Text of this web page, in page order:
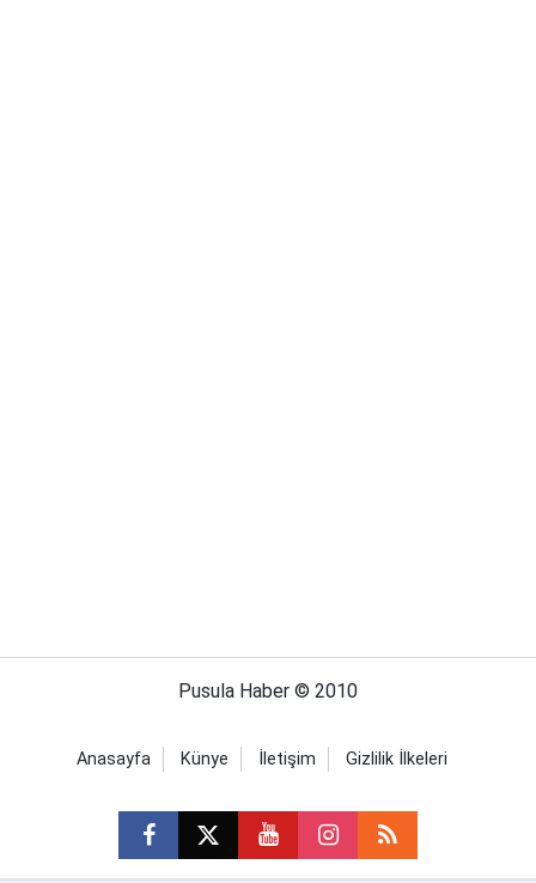
Pusula Haber © 2010
Anasayfa Künye İletişim Gizlilik İlkeleri